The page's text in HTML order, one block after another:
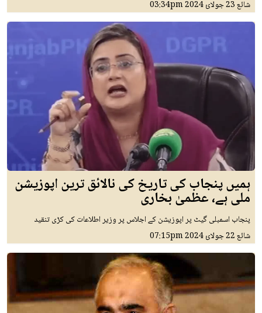
شائع23 جولائ 2024 03:34pm
ہمیں پنجاب کی تاریخ کی نالائق ترین اپوزیشن
ملی ہے، عظمیٰ بخاری
پنجاب اسمبلی گیٹ پر اپوزیشن کے اجلاس پر وزیر اطلاعات کی کڑی تنقید
شائع22 جولائ 2024 07:15pm